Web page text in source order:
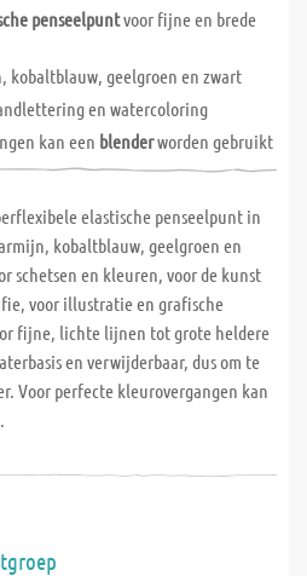
penseelpuntvoor fijne en brede
geelgroen en zwart
en watercoloring
kan een blenderworden gebruikt
elastische penseelpunt in
kobaltblauw, geelgroen en
schetsen en kleuren, voor de kunst
voor illustratie en grafische
fijne, lichte lijnen tot grote heldere
en verwijderbaar, dus om te
Voor perfecte kleurovergangen kan